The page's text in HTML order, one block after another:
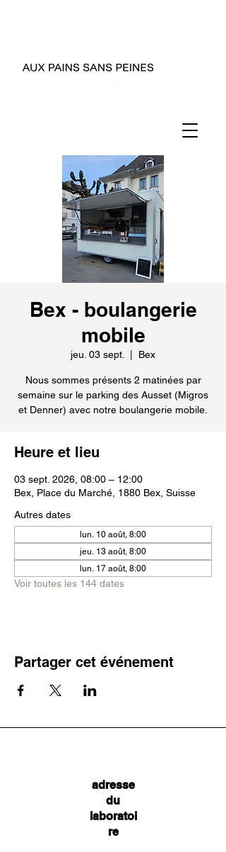
Bex - boulangerie
mobile
jeu. 03 sept. Bex
Nous sommes présents 2 matinées par
semaine sur le parking des Ausset (Migros
et Denner) avec notre boulangerie mobile.
Heure et lieu
03 sept. 2026, 08:00 – 12:00
Bex, Place du Marché, 1880 Bex, Suisse
Autres dates
lun. 10 août, 8:00
jeu. 13 août, 8:00
lun. 17 août, 8:00
Voir toutes les 144 dates
Partager cet événement
adresse
du
laboratoi
re